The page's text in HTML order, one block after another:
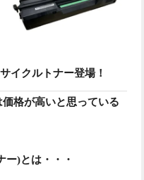
イクルトナー登場！
格が高いと思っている
ー)とは・・・